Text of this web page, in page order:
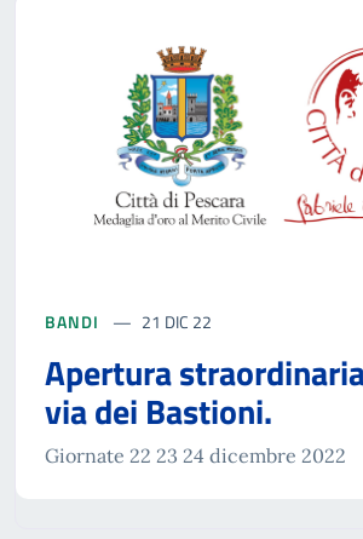
BANDI 21 DIC 22
Apertura
via dei Bastioni.
Giornate 22 23 24 dicembre 2022